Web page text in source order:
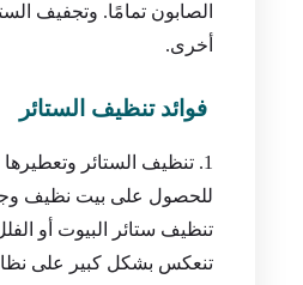
الصابون تمامًا. وتجفيف
أخرى.
فوائد تنظيف الستائر
تنظيف الستائر
للحصول على بيت نظيف
تنظيف ستائر البيوت أو
تنعكس بشكل كبير على